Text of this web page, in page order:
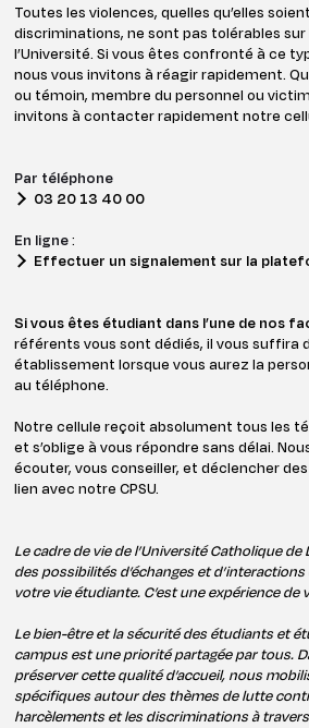
Toutes les violences, quelles qu’elles
discriminations, ne sont pas tolérables sur
l’Université. Si vous êtes confronté à ce
nous vous invitons à réagir rapidement.
ou témoin, membre du personnel ou
invitons à contacter rapidement notre
Par téléphone
03 20 13 40 00
En ligne:
Effectuer un signalement sur la
Si vous êtes étudiant dans l’une de nos
référents vous sont dédiés, il vous suffira
établissement lorsque vous aurez la
au téléphone.
Notre cellule reçoit absolument tous les
et s’oblige à vous répondre sans délai.
écouter, vous conseiller, et déclencher
lien avec notre CPSU.
Le cadre de vie de l’Université Catholique
des possibilités d’échanges et
votre vie étudiante. C’est une expérience de
Le bien-être et la sécurité des étudiants et
campus est une priorité partagée par tous.
préserver cette qualité d’accueil, nous
spécifiques autour des thèmes de lutte
harcèlements et les discriminations à